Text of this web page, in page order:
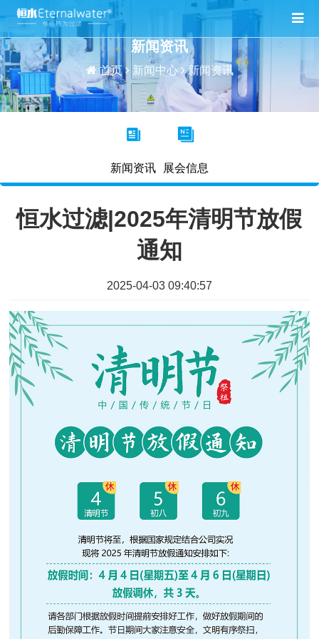
新闻资讯
首页 新闻中心 新闻资讯
新闻资讯 展会信息
恒水过滤|2025年清明节放假
通知
2025-04-03 09:40:57